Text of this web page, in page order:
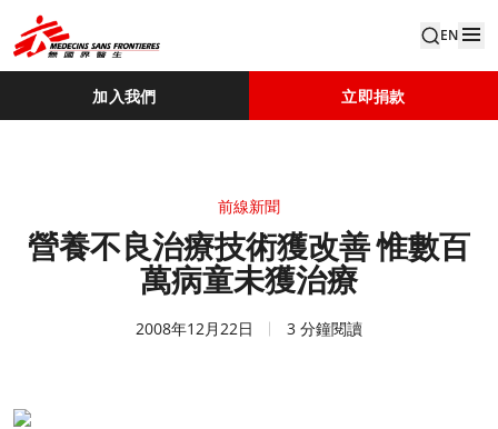
EN
加入我們 立即捐款
前線新聞
營養不良治療技術獲改善 惟數百
萬病童未獲治療
2008年12月22日 3 分鐘閱讀